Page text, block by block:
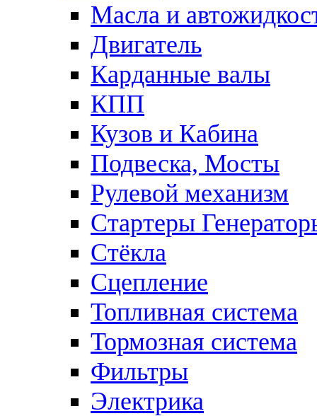
Масла и
Двигатель
Карданные валы
КПП
Кузов и Кабина
Подвеска, Мосты
Рулевой механизм
Стартеры
Стёкла
Сцепление
Топливная система
Тормозная система
Фильтры
Электрика